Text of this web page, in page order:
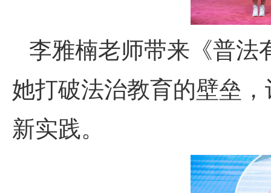
李雅楠老师带来《普法
她打破法治教育的壁垒
新实践。